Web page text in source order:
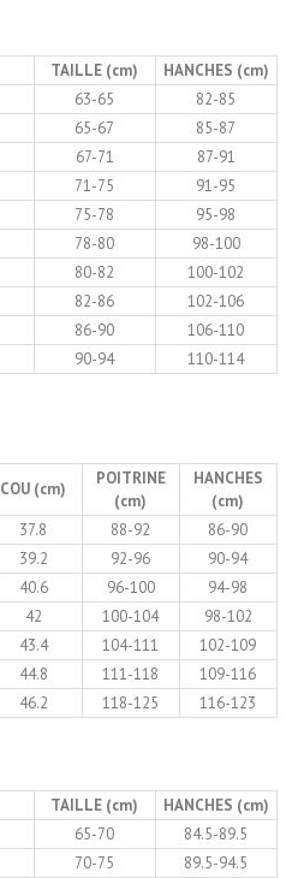
TAILLE (cm)
HANCHES (cm)
63-65
82-85
65-67
85-87
67-71
87-91
71-75
91-95
75-78
95-98
78-80
98-100
80-82
100-102
82-86
102-106
86-90
106-110
90-94 110-114
COU (cm)
POITRINE
(cm)
HANCHES
(cm)
37.8 88-92
86-90
39.2 92-96
90-94
40.6 96-100
94-98
42 100-104
98-102
43.4 104-111
102-109
44.8 111-118
109-116
46.2 118-125 116-123
TAILLE (cm)
HANCHES (cm)
65-70
84.5-89.5
70-75
89.5-94.5